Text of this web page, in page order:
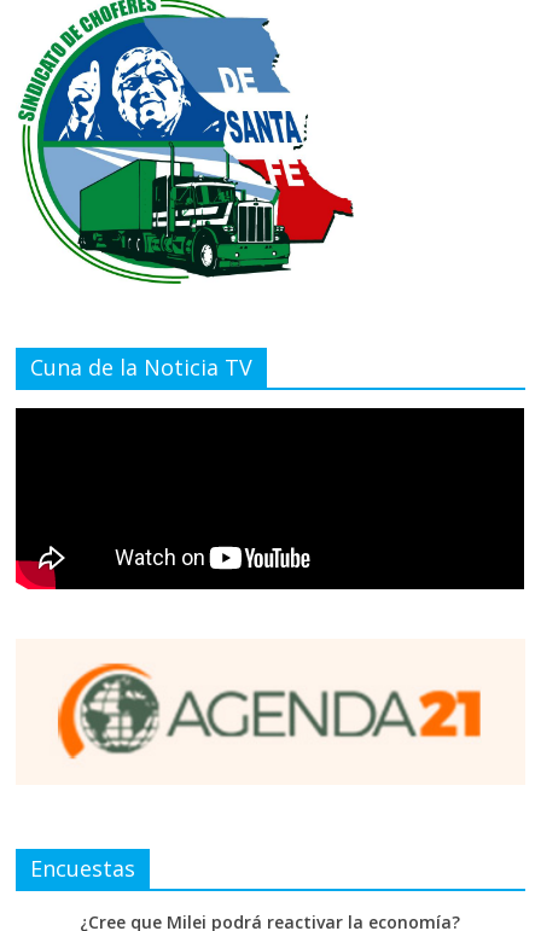
Cuna de la Noticia TV
Encuestas
¿Cree que Milei podrá reactivar la economía?